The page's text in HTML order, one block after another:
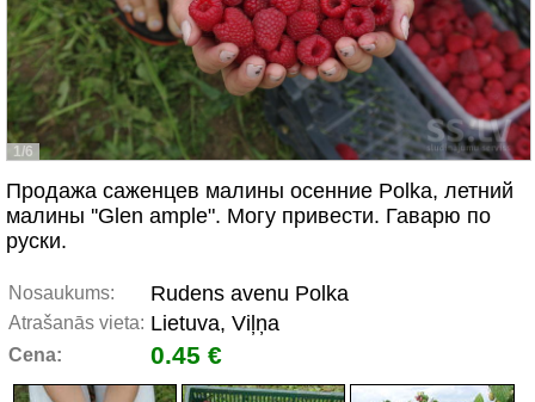
1/6
Продажа саженцев малины осенние Polka, летний
малины ''Glen ample". Могу привести. Гаварю по
руски.
Nosaukums: Rudens avenu Polka
Atrašanās vieta: Lietuva, Viļņa
Cena: 0.45 €